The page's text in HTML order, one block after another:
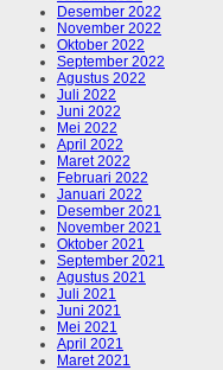
Desember 2022
November 2022
Oktober 2022
September 2022
Agustus 2022
Juli 2022
Juni 2022
Mei 2022
April 2022
Maret 2022
Februari 2022
Januari 2022
Desember 2021
November 2021
Oktober 2021
September 2021
Agustus 2021
Juli 2021
Juni 2021
Mei 2021
April 2021
Maret 2021